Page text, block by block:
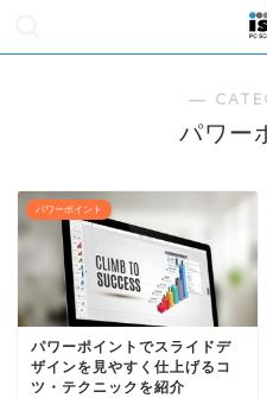
―
パワー
パワーポイント
パワーポイントでスライドデ
ザインを見やすく仕上げるコ
ツ・テクニックを紹介